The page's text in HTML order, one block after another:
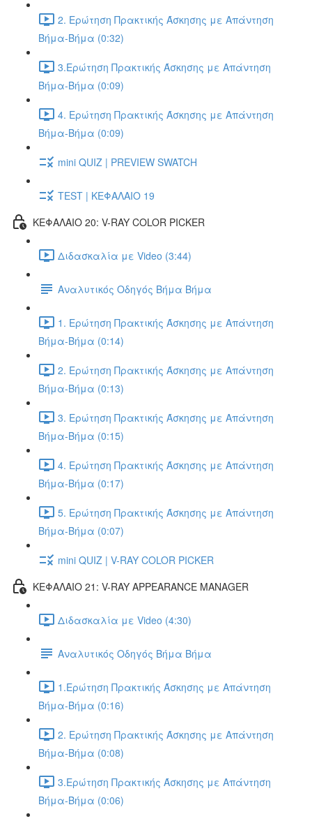
2. Ερώτηση Πρακτικής Άσκησης με Απάντηση
Βήμα-Βήμα (0:32)
3.Ερώτηση Πρακτικής Άσκησης με Απάντηση
Βήμα-Βήμα (0:09)
4. Ερώτηση Πρακτικής Άσκησης με Απάντηση
Βήμα-Βήμα (0:09)
mini QUIZ | PREVIEW SWATCH
TEST | ΚΕΦΑΛΑΙΟ 19
ΚΕΦΑΛΑΙΟ 20: V-RAY COLOR PICKER
Διδασκαλία με Video (3:44)
Αναλυτικός Οδηγός Βήμα Βήμα
1. Ερώτηση Πρακτικής Άσκησης με Απάντηση
Βήμα-Βήμα (0:14)
2. Ερώτηση Πρακτικής Άσκησης με Απάντηση
Βήμα-Βήμα (0:13)
3. Ερώτηση Πρακτικής Άσκησης με Απάντηση
Βήμα-Βήμα (0:15)
4. Ερώτηση Πρακτικής Άσκησης με Απάντηση
Βήμα-Βήμα (0:17)
5. Ερώτηση Πρακτικής Άσκησης με Απάντηση
Βήμα-Βήμα (0:07)
mini QUIZ | V-RAY COLOR PICKER
ΚΕΦΑΛΑΙΟ 21: V-RAY APPEARANCE MANAGER
Διδασκαλία με Video (4:30)
Αναλυτικός Οδηγός Βήμα Βήμα
1.Ερώτηση Πρακτικής Άσκησης με Απάντηση
Βήμα-Βήμα (0:16)
2. Ερώτηση Πρακτικής Άσκησης με Απάντηση
Βήμα-Βήμα (0:08)
3.Ερώτηση Πρακτικής Άσκησης με Απάντηση
Βήμα-Βήμα (0:06)